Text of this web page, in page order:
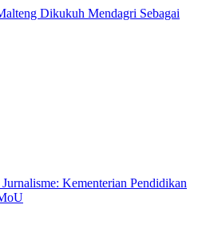
Dikukuh Mendagri Sebagai
Jurnalisme: Kementerian Pendidikan